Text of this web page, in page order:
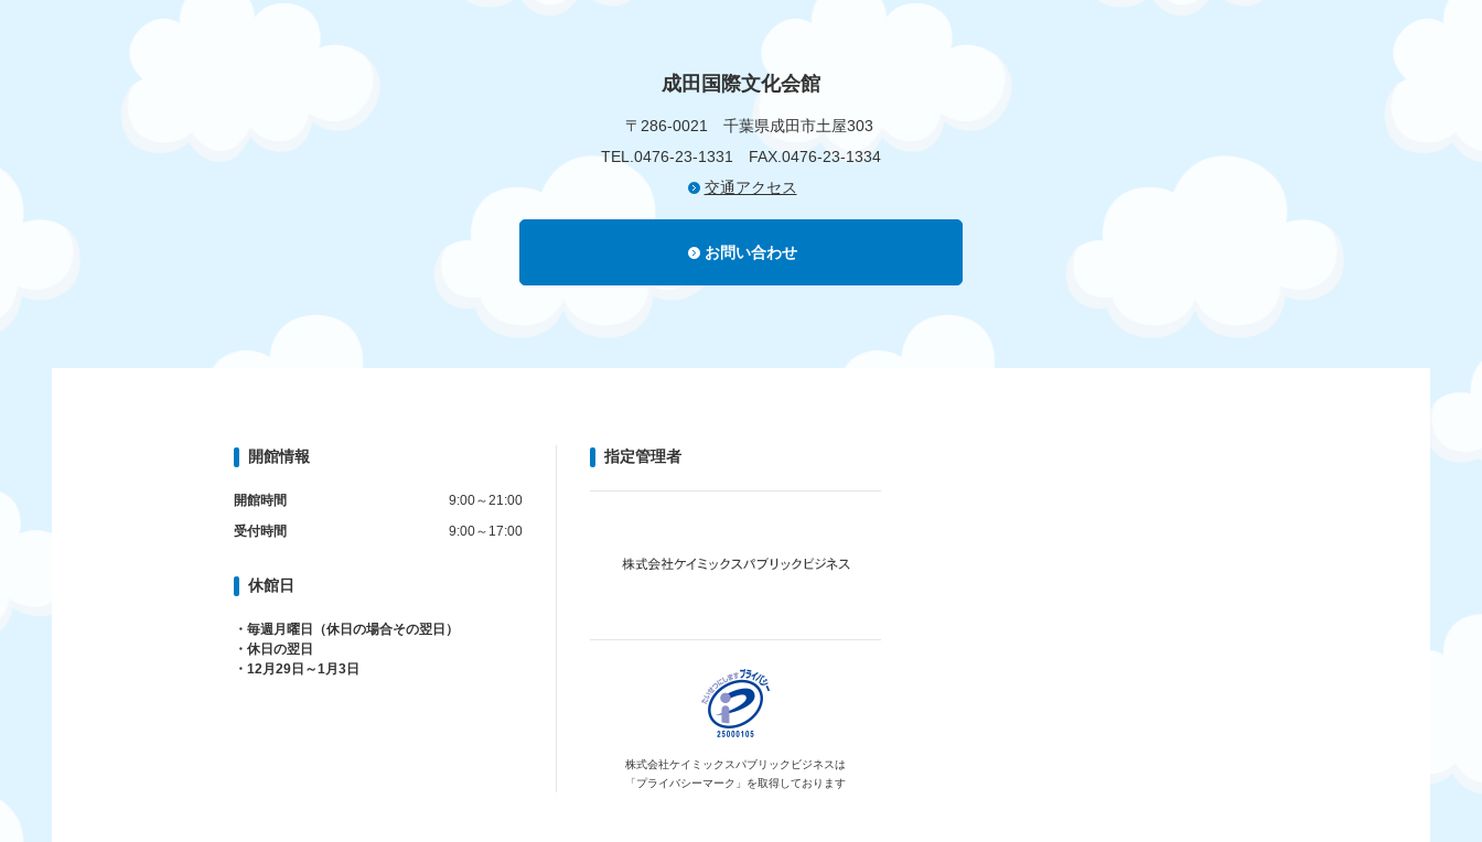
成田国際文化会館
〒286-0021 千葉県成田市土屋303
TEL.0476-23-1331 FAX.0476-23-1334
交通アクセス
お問い合わせ
開館情報
開館時間
9:00～21:00
受付時間
9:00～17:00
休館日
・毎週月曜日（休日の場合その翌日）
・休日の翌日
・12月29日～1月3日
指定管理者
株式会社ケイミックスパブリックビジネスは
「プライバシーマーク」を取得しております